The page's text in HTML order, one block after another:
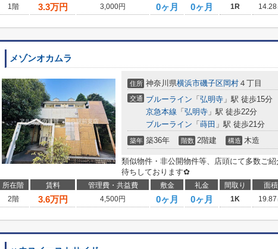
1階
3.3万円 3,000円 0ヶ月 0ヶ月 1R 14.28
メゾンオカムラ
住所 神奈川県横浜市磯子区岡村 ４丁目
交通 ブルーライン 「 弘明寺 」駅 徒歩15分
京急本線 「 弘明寺 」駅 徒歩22分
ブルーライン 「 蒔田 」駅 徒歩21分
築年 築36年 階数 2階建 構造 木造
類似物件・非公開物件等、店頭にて多数ご
待ちしております✿
所在階 賃料 管理費・共益費 敷金 礼金 間取り 面積
2階
3.6万円 4,500円 0ヶ月 0ヶ月 1K 19.87